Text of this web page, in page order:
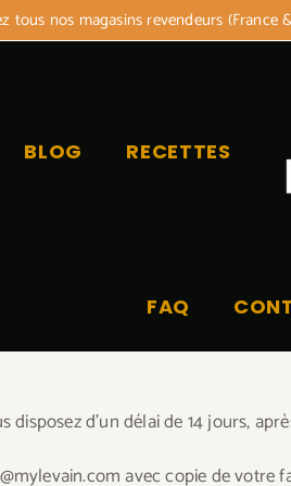
tous nos magasins revendeurs (France
BLOG RECETTES
FAQ
d’un délai de 14 jours,
avec copie de